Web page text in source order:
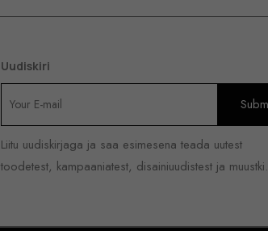
Uudiskiri
Liitu uudiskirjaga ja saa esimesena teada uutest
toodetest, kampaaniatest, disainiuudistest ja muustki.